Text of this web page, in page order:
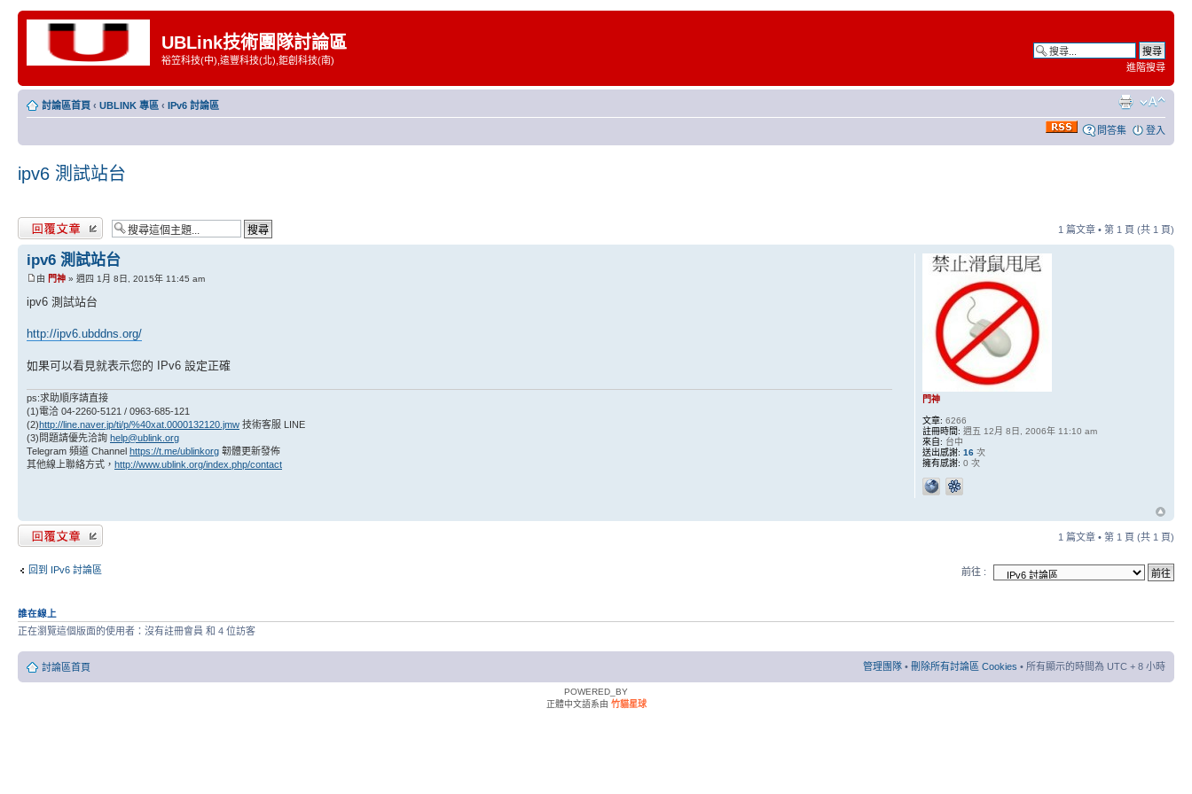
UBLink技術團隊討論區
裕笠科技(中),遠豐科技(北),鉅創科技(南)
進階搜尋
討論區首頁 ‹ UBLINK 專區 ‹ IPv6 討論區
問答集 登入
ipv6 測試站台
發表回覆 1 篇文章 • 第 1 頁 (共 1 頁)
ipv6 測試站台
由 門神 » 週四 1月 8日, 2015年 11:45 am
ipv6 測試站台
http://ipv6.ubddns.org/
如果可以看見就表示您的 IPv6 設定正確
ps:求助順序請直接
(1)電洽 04-2260-5121 / 0963-685-121
(2)http://line.naver.jp/ti/p/%40xat.0000132120.jmw 技術客服 LINE
(3)問題請優先洽詢 help@ublink.org
Telegram 頻道 Channel https://t.me/ublinkorg 韌體更新發佈
其他線上聯絡方式， http://www.ublink.org/index.php/contact
門神
文章: 6266
註冊時間: 週五 12月 8日, 2006年 11:10 am
來自: 台中
送出感謝: 16次
擁有感謝: 0 次
發表回覆 1 篇文章 • 第 1 頁 (共 1 頁)
回到 IPv6 討論區 前往 :
誰在線上
正在瀏覽這個版面的使用者：沒有註冊會員 和 4 位訪客
討論區首頁 管理團隊 • 刪除所有討論區 Cookies • 所有顯示的時間為 UTC + 8 小時
POWERED_BY
正體中文語系由 竹貓星球